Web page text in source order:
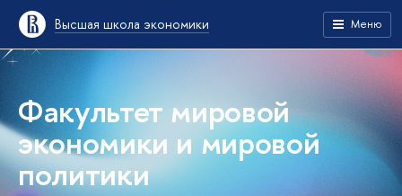
Высшая школа экономики Меню
Факультет мировой
экономики и мировой
политики